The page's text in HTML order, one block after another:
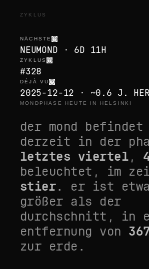
ZYKLUS
NÄCHSTE
NEUMOND · 6D 11H
ZYKLUS
#328
DÉJÀ VU
2025-12-12 · ~0.6 J. HER
MONDPHASE HEUTE IN HELSINKI
der mond
derzeit in der
letztes viertel,
beleuchtet, im
stier. er ist
größer als der
durchschnitt , in
entfernung von
zur erde.